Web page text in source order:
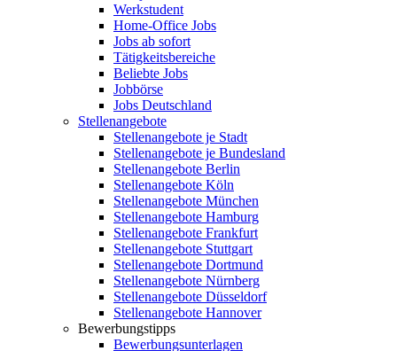
Werkstudent
Home-Office Jobs
Jobs ab sofort
Tätigkeitsbereiche
Beliebte Jobs
Jobbörse
Jobs Deutschland
Stellenangebote
Stellenangebote je Stadt
Stellenangebote je Bundesland
Stellenangebote Berlin
Stellenangebote Köln
Stellenangebote München
Stellenangebote Hamburg
Stellenangebote Frankfurt
Stellenangebote Stuttgart
Stellenangebote Dortmund
Stellenangebote Nürnberg
Stellenangebote Düsseldorf
Stellenangebote Hannover
Bewerbungstipps
Bewerbungsunterlagen